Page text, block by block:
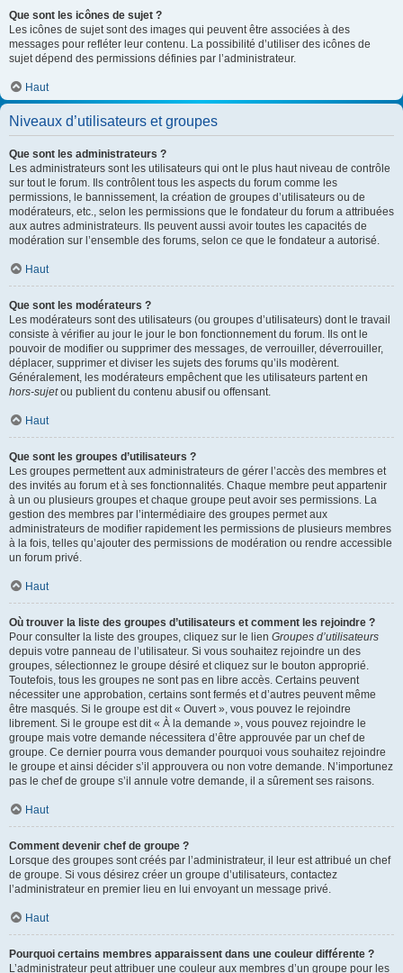
Que sont les icônes de sujet ?
Les icônes de sujet sont des images qui peuvent être associées à des
messages pour refléter leur contenu. La possibilité d’utiliser des icônes de
sujet dépend des permissions définies par l’administrateur.
Haut
Niveaux d’utilisateurs et groupes
Que sont les administrateurs ?
Les administrateurs sont les utilisateurs qui ont le plus haut niveau de contrôle
sur tout le forum. Ils contrôlent tous les aspects du forum comme les
permissions, le bannissement, la création de groupes d’utilisateurs ou de
modérateurs, etc., selon les permissions que le fondateur du forum a attribuées
aux autres administrateurs. Ils peuvent aussi avoir toutes les capacités de
modération sur l’ensemble des forums, selon ce que le fondateur a autorisé.
Haut
Que sont les modérateurs ?
Les modérateurs sont des utilisateurs (ou groupes d’utilisateurs) dont le travail
consiste à vérifier au jour le jour le bon fonctionnement du forum. Ils ont le
pouvoir de modifier ou supprimer des messages, de verrouiller, déverrouiller,
déplacer, supprimer et diviser les sujets des forums qu’ils modèrent.
Généralement, les modérateurs empêchent que les utilisateurs partent en
hors-sujetou publient du contenu abusif ou offensant.
Haut
Que sont les groupes d’utilisateurs ?
Les groupes permettent aux administrateurs de gérer l’accès des membres et
des invités au forum et à ses fonctionnalités. Chaque membre peut appartenir
à un ou plusieurs groupes et chaque groupe peut avoir ses permissions. La
gestion des membres par l’intermédiaire des groupes permet aux
administrateurs de modifier rapidement les permissions de plusieurs membres
à la fois, telles qu’ajouter des permissions de modération ou rendre accessible
un forum privé.
Haut
Où trouver la liste des groupes d’utilisateurs et comment les rejoindre ?
Pour consulter la liste des groupes, cliquez sur le lien Groupes d’utilisateurs
depuis votre panneau de l’utilisateur. Si vous souhaitez rejoindre un des
groupes, sélectionnez le groupe désiré et cliquez sur le bouton approprié.
Toutefois, tous les groupes ne sont pas en libre accès. Certains peuvent
nécessiter une approbation, certains sont fermés et d’autres peuvent même
être masqués. Si le groupe est dit « Ouvert », vous pouvez le rejoindre
librement. Si le groupe est dit « À la demande », vous pouvez rejoindre le
groupe mais votre demande nécessitera d’être approuvée par un chef de
groupe. Ce dernier pourra vous demander pourquoi vous souhaitez rejoindre
le groupe et ainsi décider s’il approuvera ou non votre demande. N’importunez
pas le chef de groupe s’il annule votre demande, il a sûrement ses raisons.
Haut
Comment devenir chef de groupe ?
Lorsque des groupes sont créés par l’administrateur, il leur est attribué un chef
de groupe. Si vous désirez créer un groupe d’utilisateurs, contactez
l’administrateur en premier lieu en lui envoyant un message privé.
Haut
Pourquoi certains membres apparaissent dans une couleur différente ?
L’administrateur peut attribuer une couleur aux membres d’un groupe pour les